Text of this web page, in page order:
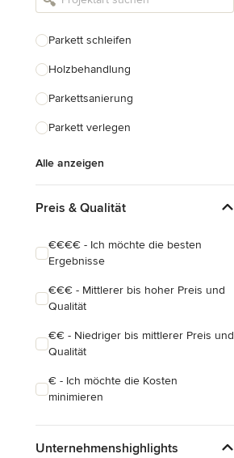
Parkett schleifen
Holzbehandlung
Parkettsanierung
Parkett verlegen
Alle anzeigen
Preis & Qualität
€€€€ - Ich möchte die besten
Ergebnisse
€€€ - Mittlerer bis hoher Preis und
Qualität
€€ - Niedriger bis mittlerer Preis und
Qualität
€ - Ich möchte die Kosten
minimieren
Unternehmenshighlights